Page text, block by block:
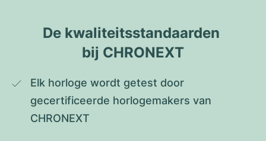
De kwaliteitsstandaarden
bij CHRONEXT
Elk horloge wordt getest door
gecertificeerde horlogemakers van
CHRONEXT